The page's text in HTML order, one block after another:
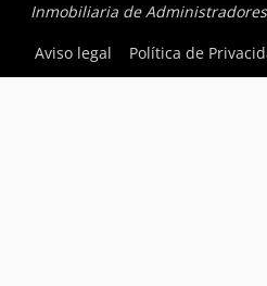
Inmobiliaria de
Aviso legal
Política de